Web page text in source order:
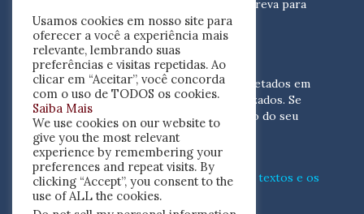
escreva para
nós(contato@resenhacritica.com.br)
FONTES E ACERVO
As resenhas, dossiês e sumários são coletados em
periódicos acadêmicos e sites especializados. Se
você tem interesse em divulgar o acervo do seu
periódico, escreva para nós
(contato@resenhacritica.com.br)
Conheça omodocomo processamos os textos e os
índicesdisponibilizados neste blog.
Usamos cookies em nosso site para
oferecer a você a experiência mais
relevante, lembrando suas
preferências e visitas repetidas. Ao
clicar em “Aceitar”, você concorda
com o uso de TODOS os cookies.
Saiba Mais
We use cookies on our website to
give you the most relevant
experience by remembering your
preferences and repeat visits. By
clicking “Accept”, you consent to the
use of ALL the cookies.